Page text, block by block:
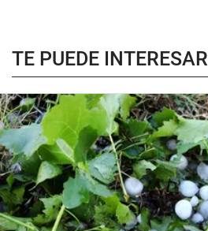
TE PUEDE INTERESAR